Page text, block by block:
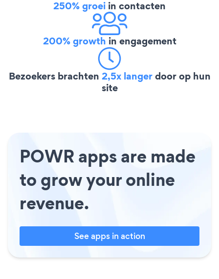
250% groei in contacten
200% growth in engagement
Bezoekers brachten 2,5x langerdoor op hun
site
POWR apps are made
to grow your online
revenue.
See apps in action